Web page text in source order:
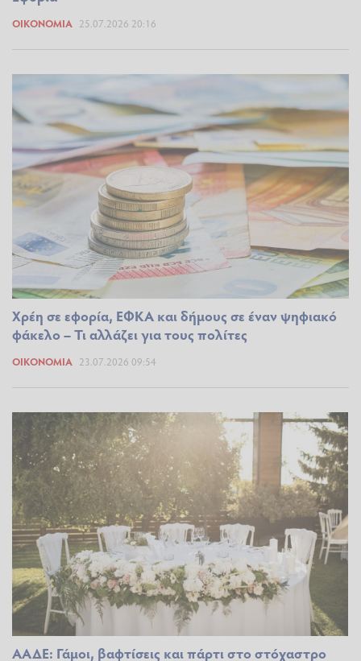
ΟΙΚΟΝΟΜΊΑ 25.07.2026 20:16
Χρέη σε εφορία, ΕΦΚΑ και δήμους σε έναν ψηφιακό
φάκελο – Τι αλλάζει για τους πολίτες
ΟΙΚΟΝΟΜΊΑ 23.07.2026 09:54
ΑΑΔΕ: Γάμοι, βαφτίσεις και πάρτι στο στόχαστρο